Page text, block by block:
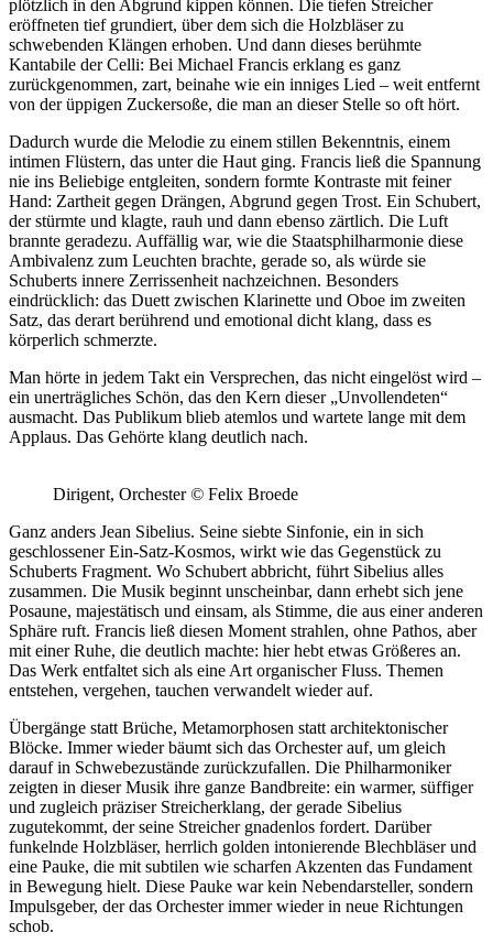
plötzlich in den Abgrund kippen können. Die tiefen Streicher
eröffneten tief grundiert, über dem sich die Holzbläser zu
schwebenden Klängen erhoben. Und dann dieses berühmte
Kantabile der Celli: Bei Michael Francis erklang es ganz
zurückgenommen, zart, beinahe wie ein inniges Lied – weit entfernt
von der üppigen Zuckersoße, die man an dieser Stelle so oft hört.
Dadurch wurde die Melodie zu einem stillen Bekenntnis, einem
intimen Flüstern, das unter die Haut ging. Francis ließ die Spannung
nie ins Beliebige entgleiten, sondern formte Kontraste mit feiner
Hand: Zartheit gegen Drängen, Abgrund gegen Trost. Ein Schubert,
der stürmte und klagte, rauh und dann ebenso zärtlich. Die Luft
brannte geradezu. Auffällig war, wie die Staatsphilharmonie diese
Ambivalenz zum Leuchten brachte, gerade so, als würde sie
Schuberts innere Zerrissenheit nachzeichnen. Besonders
eindrücklich: das Duett zwischen Klarinette und Oboe im zweiten
Satz, das derart berührend und emotional dicht klang, dass es
körperlich schmerzte.
Man hörte in jedem Takt ein Versprechen, das nicht eingelöst wird –
ein unerträgliches Schön, das den Kern dieser „Unvollendeten“
ausmacht. Das Publikum blieb atemlos und wartete lange mit dem
Applaus. Das Gehörte klang deutlich nach.
Dirigent, Orchester © Felix Broede
Ganz anders Jean Sibelius. Seine siebte Sinfonie, ein in sich
geschlossener Ein-Satz-Kosmos, wirkt wie das Gegenstück zu
Schuberts Fragment. Wo Schubert abbricht, führt Sibelius alles
zusammen. Die Musik beginnt unscheinbar, dann erhebt sich jene
Posaune, majestätisch und einsam, als Stimme, die aus einer anderen
Sphäre ruft. Francis ließ diesen Moment strahlen, ohne Pathos, aber
mit einer Ruhe, die deutlich machte: hier hebt etwas Größeres an.
Das Werk entfaltet sich als eine Art organischer Fluss. Themen
entstehen, vergehen, tauchen verwandelt wieder auf.
Übergänge statt Brüche, Metamorphosen statt architektonischer
Blöcke. Immer wieder bäumt sich das Orchester auf, um gleich
darauf in Schwebezustände zurückzufallen. Die Philharmoniker
zeigten in dieser Musik ihre ganze Bandbreite: ein warmer, süffiger
und zugleich präziser Streicherklang, der gerade Sibelius
zugutekommt, der seine Streicher gnadenlos fordert. Darüber
funkelnde Holzbläser, herrlich golden intonierende Blechbläser und
eine Pauke, die mit subtilen wie scharfen Akzenten das Fundament
in Bewegung hielt. Diese Pauke war kein Nebendarsteller, sondern
Impulsgeber, der das Orchester immer wieder in neue Richtungen
schob.